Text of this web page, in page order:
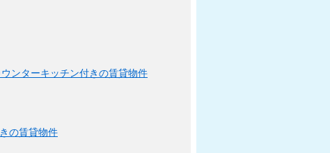
ウンターキッチン付きの賃貸物件
の賃貸物件